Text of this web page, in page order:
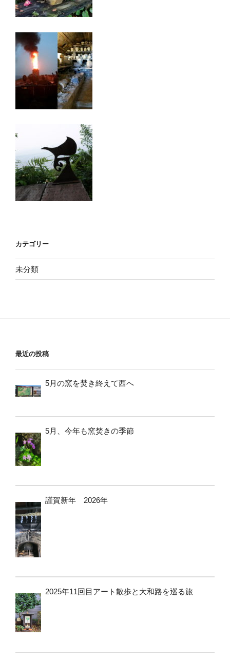
カテゴリー
未分類
最近の投稿
5月の窯を焚き終えて西へ
5月、今年も窯焚きの季節
謹賀新年 2026年
2025年11回目アート散歩と大和路を巡る旅